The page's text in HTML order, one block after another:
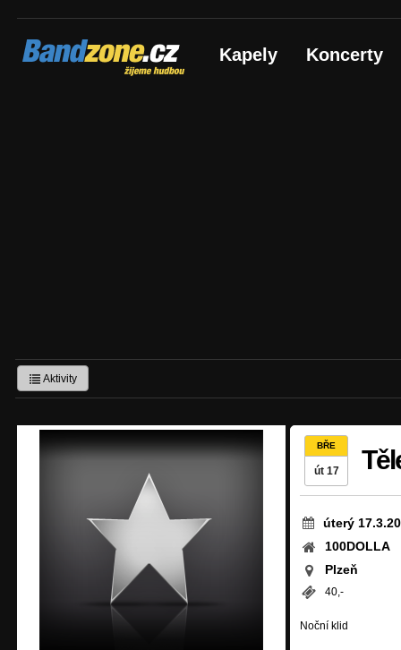
Bandzone.cz
žijeme hudbou Kapely Koncerty
Aktivity
BŘE
út 17
úterý
100DOLLA
Plzeň
40,-
Noční klid